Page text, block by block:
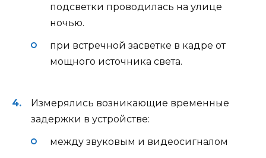
подсветки проводилась на улице
ночью.
при встречной засветке в кадре от
мощного источника света.
Измерялись возникающие временные
задержки в устройстве:
между звуковым и видеосигналом